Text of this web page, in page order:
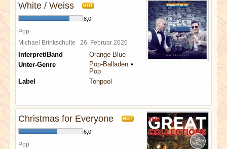
White / Weiss HOT
8,0
Pop
Michael Brinkschulte 26. Februar 2020
Interpret/Band
Orange Blue
Unter-Genre
Pop-Balladen
Pop
Label
Tonpool
Christmas for Everyone HOT
6,0
Pop